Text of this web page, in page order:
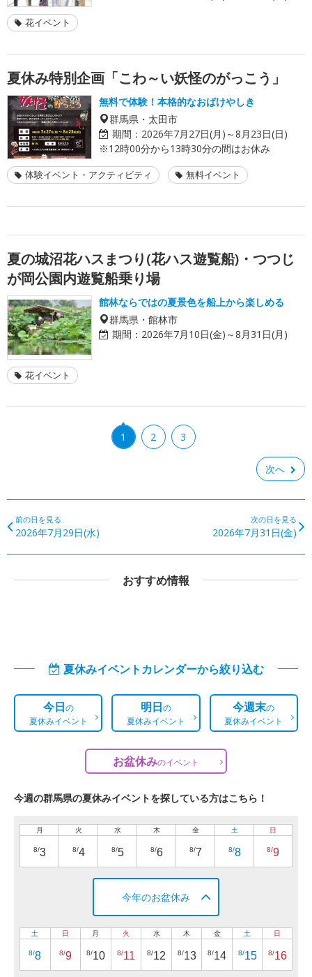
花イベント
夏休み特別企画「こわ～い妖怪のがっこう」
無料で体験！本格的なおばけやしき
群馬県・太田市
期間： 2026年7月27日(月)～8月23日(日)
※12時00分から13時30分の間はお休み
体験イベント・アクティビティ 無料イベント
夏の城沼花ハスまつり(花ハス遊覧船)・つつじ
が岡公園内遊覧船乗り場
館林ならではの夏景色を船上から楽しめる
群馬県・館林市
期間： 2026年7月10日(金)～8月31日(月)
花イベント
1 2 3
次へ
前の日を見る
2026年7月29日(水)
次の日を見る
2026年7月31日(金)
おすすめ情報
夏休みイベントカレンダーから絞り込む
今日の
夏休みイベント
明日の
夏休みイベント
今週末の
夏休みイベント
お盆休みのイベント
今週の群馬県の夏休みイベントを探している方はこちら！
月
8/3
火
8/4
水
8/5
木
8/6
金
8/7
土
8/8
日
8/9
今年のお盆休み
土
8/8
日
8/9
月
8/10
火
8/11
水
8/12
木
8/13
金
8/14
土
8/15
日
8/16